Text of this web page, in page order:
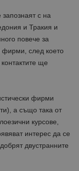
с на
и Тракия и
повече за
след което
ще
фирми
а също така от
курсове,
интерес да се
двустранните